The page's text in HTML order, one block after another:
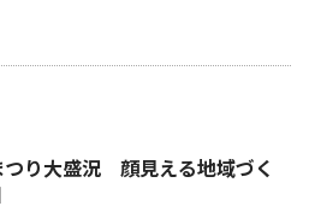
つり大盛況 顔見える地域づく